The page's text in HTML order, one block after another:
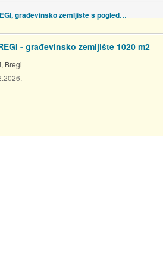
OPATIJA - BREGI, građevinsko zemljište s pogledom na more!
- građevinsko zemljište 1020 m2
Bregi